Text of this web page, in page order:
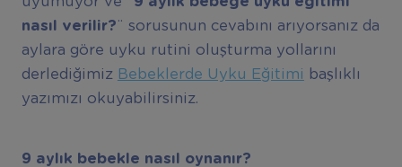
nasıl verilir?¨ sorusunun cevabını arıyorsanız da
aylara göre uyku rutini oluşturma yollarını
derlediğimiz Bebeklerde Uyku Eğitimi
başlıklı
yazımızı okuyabilirsiniz.
9 ayl ı k bebekle nası l oynanır?